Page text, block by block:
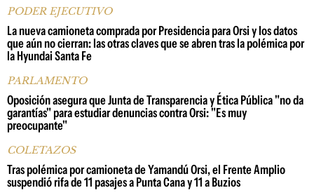
PODER EJECUTIVO
La nueva camioneta comprada por Presidencia para Orsi y los datos
que aún no cierran: las otras claves que se abren tras la polémica por
la Hyundai Santa Fe
PARLAMENTO
Oposición asegura que Junta de Transparencia y Ética Pública "no da
garantías" para estudiar denuncias contra Orsi: "Es muy
preocupante"
COLETAZOS
Tras polémica por camioneta de Yamandú Orsi, el Frente Amplio
suspendió rifa de 11 pasajes a Punta Cana y 11 a Buzios